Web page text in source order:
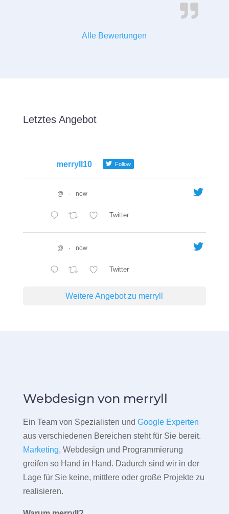
Alle Bewertungen
Letztes Angebot
merryll10 Follow
@ · now
Twitter
@ · now
Twitter
Weitere Angebot zu merryll
Webdesign von merryll
Ein Team von Spezialisten und Google Experten
aus verschiedenen Bereichen steht für Sie bereit.
Marketing, Webdesign und Programmierung
greifen so Hand in Hand. Dadurch sind wir in der
Lage für Sie keine, mittlere oder große Projekte zu
realisieren.